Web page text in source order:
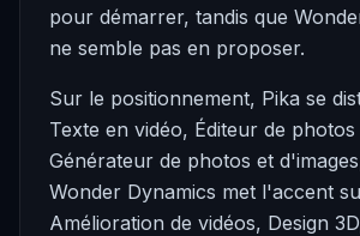
pour démarrer, tandis que
ne semble pas en proposer.
Sur le positionnement, Pika se
Texte en vidéo, Éditeur de
Générateur de photos et
Wonder Dynamics met l'accent
Amélioration de vidéos, Design